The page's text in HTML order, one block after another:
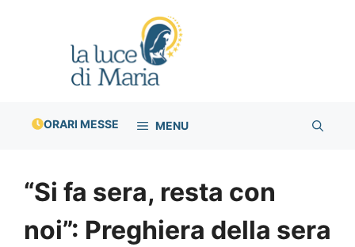
ORARI MESSE MENU
“Si fa sera, resta con
noi”: Preghiera della sera